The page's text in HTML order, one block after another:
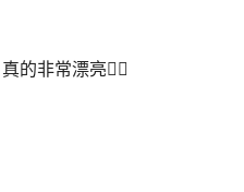
的非常漂亮👍🏻